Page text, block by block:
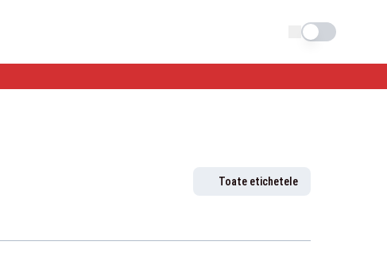
Schimba tema
Toate etichetele